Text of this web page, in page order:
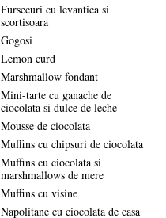
Fursecuri cu levantica si
scortisoara
Gogosi
Lemon curd
Marshmallow fondant
Mini-tarte cu ganache de
ciocolata si dulce de leche
Mousse de ciocolata
Muffins cu chipsuri de ciocolata
Muffins cu ciocolata si
marshmallows de mere
Muffins cu visine
Napolitane cu ciocolata de casa